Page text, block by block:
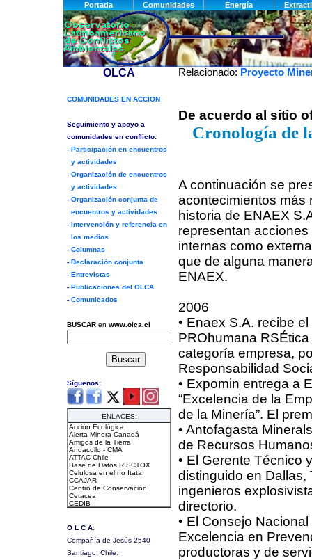
Relacionado: Proyecto
De acuerdo al sitio
Cronología de
A continuación se
acontecimientos más
historia de ENAEX
representan
internas como
que de alguna
ENAEX.
2006
• Enaex S.A. recibe
PROhumana
categoría empresa,
Responsabilidad
• Expomin entrega a
“Excelencia de la
de la Minería”. El
• Antofagasta
de Recursos
• El Gerente Técnico
distinguido en Dallas,
ingenieros
directorio.
• El Consejo
Excelencia en
productoras y de